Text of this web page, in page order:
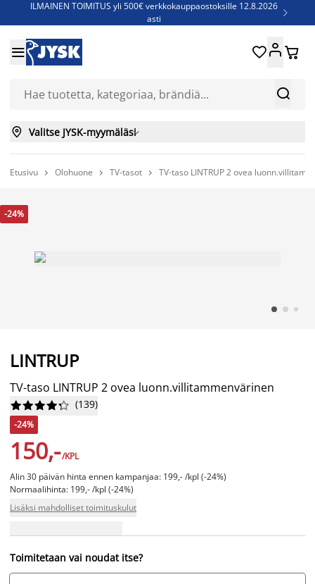
ILMAINEN TOIMITUS yli 500€ verkkokauppaostoksille 12.8.2026
asti

Jenkkisänkyjä - Säästä jopa 60%


 
 Valitse JYSK-myymäläsi
Etusivu  Olohuone  TV-tasot  TV-taso LINTRUP 2 ovea
-24%
LINTRUP
TV-taso LINTRUP 2 ovea luonn.villitammenvärinen





 (139)
-24%
150,-/KPL
Alin 30 päivän hinta ennen kampanjaa: 199,- /kpl (-24%)
Normaalihinta: 199,- /kpl (-24%)
Lisäksi mahdolliset toimituskulut
Toimitetaan vai noudat itse?